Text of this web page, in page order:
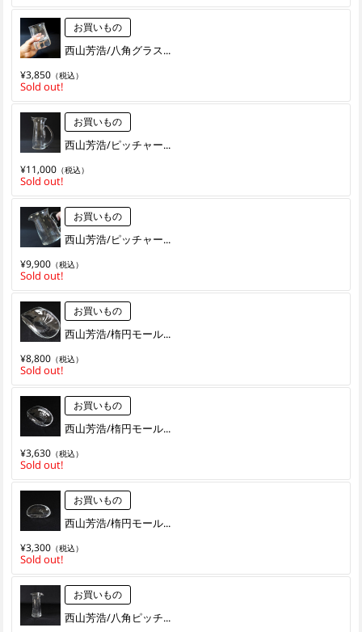
お買いもの
西山芳浩/八角グラス...
¥3,850 （税込）
Sold out!
お買いもの
西山芳浩/ピッチャー...
¥11,000 （税込）
Sold out!
お買いもの
西山芳浩/ピッチャー...
¥9,900 （税込）
Sold out!
お買いもの
西山芳浩/楕円モール...
¥8,800 （税込）
Sold out!
お買いもの
西山芳浩/楕円モール...
¥3,630 （税込）
Sold out!
お買いもの
西山芳浩/楕円モール...
¥3,300 （税込）
Sold out!
お買いもの
西山芳浩/八角ピッチ...